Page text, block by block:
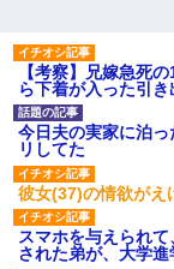
【考察】兄嫁急死
ら下着が入った引
今日夫の実家に泊
リしてた
彼女(37)の情欲がえ
スマホを与えられ
された弟が、大学進